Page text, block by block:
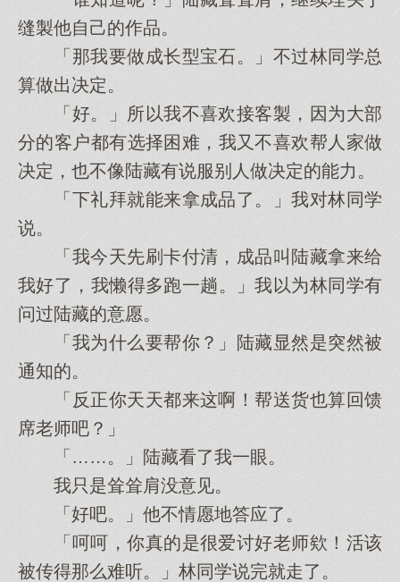
缝製他自己的作品。
「那我要做成长型宝石。」不过林同学总
算做出决定。
「好。」所以我不喜欢接客製，因为大部
分的客户都有选择困难，我又不喜欢帮人家做
决定，也不像陆藏有说服别人做决定的能力。
「下礼拜就能来拿成品了。」我对林同学
说。
「我今天先刷卡付清，成品叫陆藏拿来给
我好了，我懒得多跑一趟。」我以为林同学有
问过陆藏的意愿。
「我为什么要帮你？」陆藏显然是突然被
通知的。
「反正你天天都来这啊！帮送货也算回馈
席老师吧？」
「……。」陆藏看了我一眼。
我只是耸耸肩没意见。
「好吧。」他不情愿地答应了。
「呵呵，你真的是很爱讨好老师欸！活该
被传得那么难听。」林同学说完就走了。